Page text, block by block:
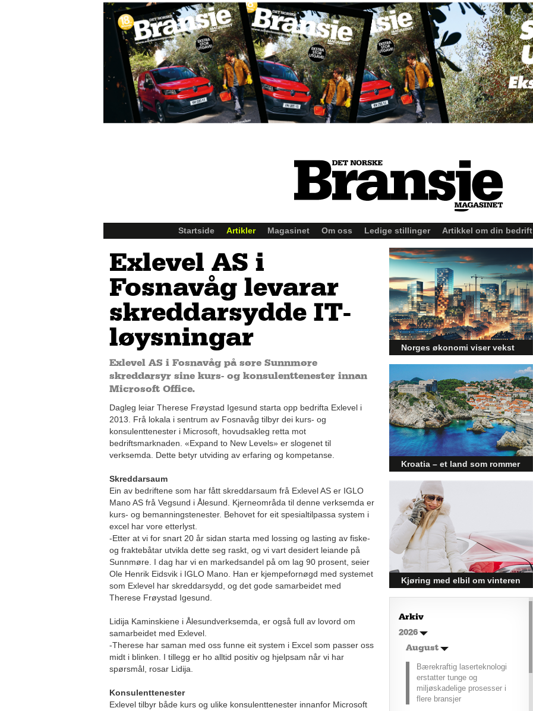
Startside Artikler Magasinet Om oss Ledige stillinger Artikkel om din bedrift
Exlevel AS i
Fosnavåg levarar
skreddarsydde IT-
løysningar
Exlevel AS i Fosnavåg på søre Sunnmøre
skreddarsyr sine kurs- og konsulenttenester innan
Microsoft Office.
Dagleg leiar Therese Frøystad Igesund starta opp bedrifta Exlevel i
2013. Frå lokala i sentrum av Fosnavåg tilbyr dei kurs- og
konsulenttenester i Microsoft, hovudsakleg retta mot
bedriftsmarknaden. «Expand to New Levels» er slogenet til
verksemda. Dette betyr utviding av erfaring og kompetanse.
Skreddarsaum
Ein av bedriftene som har fått skreddarsaum frå Exlevel AS er IGLO
Mano AS frå Vegsund i Ålesund. Kjerneområda til denne verksemda er
kurs- og bemanningstenester. Behovet for eit spesialtilpassa system i
excel har vore etterlyst.
-Etter at vi for snart 20 år sidan starta med lossing og lasting av fiske-
og fraktebåtar utvikla dette seg raskt, og vi vart desidert leiande på
Sunnmøre. I dag har vi en markedsandel på om lag 90 prosent, seier
Ole Henrik Eidsvik i IGLO Mano. Han er kjempefornøgd med systemet
som Exlevel har skreddarsydd, og det gode samarbeidet med
Therese Frøystad Igesund.
Lidija Kaminskiene i Ålesundverksemda, er også full av lovord om
samarbeidet med Exlevel.
-Therese har saman med oss funne eit system i Excel som passer oss
midt i blinken. I tillegg er ho alltid positiv og hjelpsam når vi har
spørsmål, rosar Lidija.
Konsulenttenester
Exlevel tilbyr både kurs og ulike konsulenttenester innanfor Microsoft
Norges økonomi viser vekst
og påvirker byggebransjen
Den norske økonomien har vist
jevn vekst de siste tre kvartalene,
noe som skaper optimisme på
tvers av ulike sektorer.
Byggebransjen er spesielt godt
posisjonert til å dra nytte av denne
økonomiske oppgangen.
Kroatia – et land som rommer
mer enn kysten
Kroatia forbindes ofte med sol,
bading og klart hav, men landet
har langt flere sider enn det
førsteinntrykket mange sitter igjen
med.
Kjøring med elbil om vinteren
– hvordan få bedre
rekkevidde?
Elbiler (EV) representerer
fremtiden for transport, men deres
effektivitet under utfordrende
utfordring.
Arkiv
2026
August
Bærekraftig laserteknologi
erstatter tunge og
miljøskadelige prosesser i
flere bransjer